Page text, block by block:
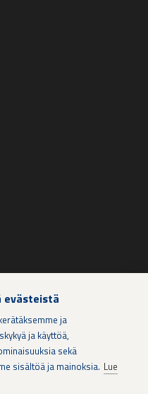
evästeistä
ja
ja käyttöä,
sekä
sisältöä ja mainoksia. Lue